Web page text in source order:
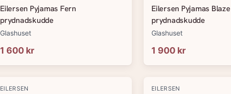
Eilersen Pyjamas Fern
prydnadskudde
Glashuset
1 600 kr
Eilersen Pyjamas Blaze
prydnadskudde
Glashuset
1 900 kr
EILERSEN EILERSEN